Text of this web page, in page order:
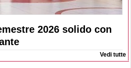
2026 solido con
Vedi tutte